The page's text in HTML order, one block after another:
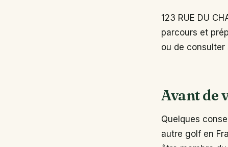
123 RUE DU
parcours et
ou de consulter
Avant de
Quelques
autre golf en